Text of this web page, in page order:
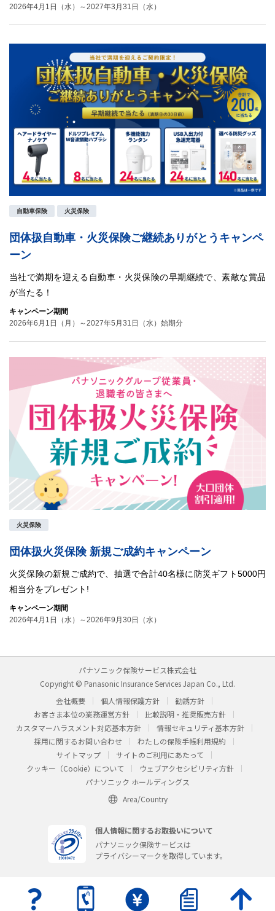
2026年4月1日（水）～2027年3月31日（水）
自動車保険 火災保険
団体扱自動車・火災保険ご継続ありがとうキャンペ
ーン
当社で満期を迎える自動車・火災保険の早期継続で、素敵な賞品
が当たる！
キャンペーン期間
2026年6月1日（月）～2027年5月31日（水）始期分
火災保険
団体扱火災保険 新規ご成約キャンペーン
火災保険の新規ご成約で、抽選で合計40名様に防災ギフト5000円
相当分をプレゼント!
キャンペーン期間
2026年4月1日（水）～2026年9月30日（水）
パナソニック保険サービス株式会社
Copyright © Panasonic Insurance Services Japan Co., Ltd.
会社概要
個人情報保護方針
勧誘方針
お客さま本位の業務運営方針
比較説明・推奨販売方針
カスタマーハラスメント対応基本方針
情報セキュリティ基本方針
採用に関するお問い合わせ
わたしの保険手帳利用規約
サイトマップ
サイトのご利用にあたって
クッキー（Cookie）について
ウェブアクセシビリティ方針
パナソニック ホールディングス
Area/Country
個人情報に関するお取扱いについて
パナソニック保険サービスは
プライバシーマークを取得しています。